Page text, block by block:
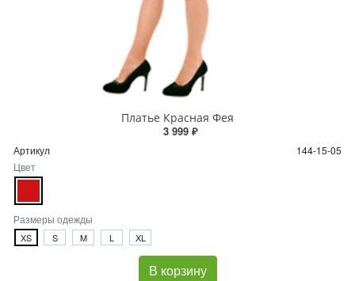
Платье Красная Фея
3 999 ₽
Артикул
144-15-05
Цвет
Размеры одежды
XS S M L XL
В корзину